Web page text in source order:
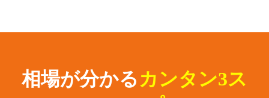
相場が分かる カンタン3ス